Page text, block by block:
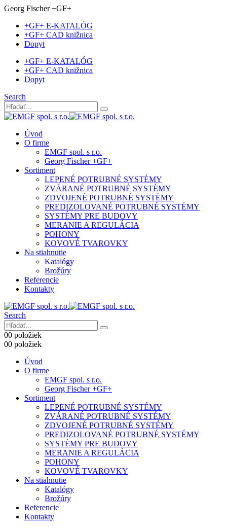
Georg Fischer +GF+
+GF+ E-KATALÓG
+GF+ CAD knižnica
Dopyt
+GF+ E-KATALÓG
+GF+ CAD knižnica
Dopyt
Search
Úvod
O firme
EMGF spol. s r.o.
Georg Fischer +GF+
Sortiment
LEPENÉ POTRUBNÉ SYSTÉMY
ZVÁRANÉ POTRUBNÉ SYSTÉMY
ZDVOJENÉ POTRUBNÉ SYSTÉMY
PREDIZOLOVANÉ POTRUBNÉ SYSTÉMY
SYSTÉMY PRE BUDOVY
MERANIE A REGULÁCIA
POHONY
KOVOVÉ TVAROVKY
Na stiahnutie
Katalógy
Brožúry
Referencie
Kontakty
Search
00 položiek
00 položiek
Úvod
O firme
EMGF spol. s r.o.
Georg Fischer +GF+
Sortiment
LEPENÉ POTRUBNÉ SYSTÉMY
ZVÁRANÉ POTRUBNÉ SYSTÉMY
ZDVOJENÉ POTRUBNÉ SYSTÉMY
PREDIZOLOVANÉ POTRUBNÉ SYSTÉMY
SYSTÉMY PRE BUDOVY
MERANIE A REGULÁCIA
POHONY
KOVOVÉ TVAROVKY
Na stiahnutie
Katalógy
Brožúry
Referencie
Kontakty